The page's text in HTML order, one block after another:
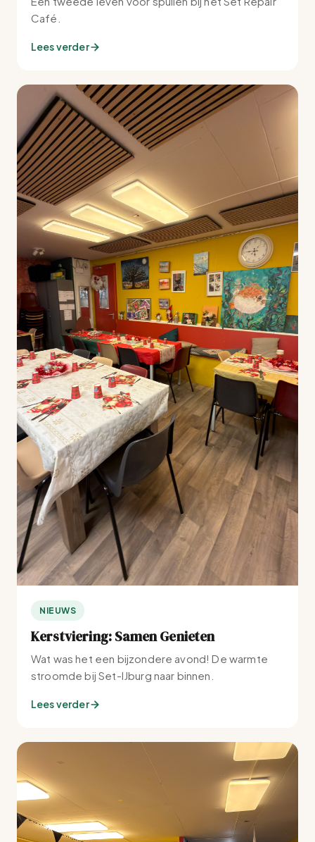
Café.
Lees verder
NIEUWS
Kerstviering: Samen Genieten
Wat was het een bijzondere avond! De warmte
stroomde bij Set-IJburg naar binnen.
Lees verder